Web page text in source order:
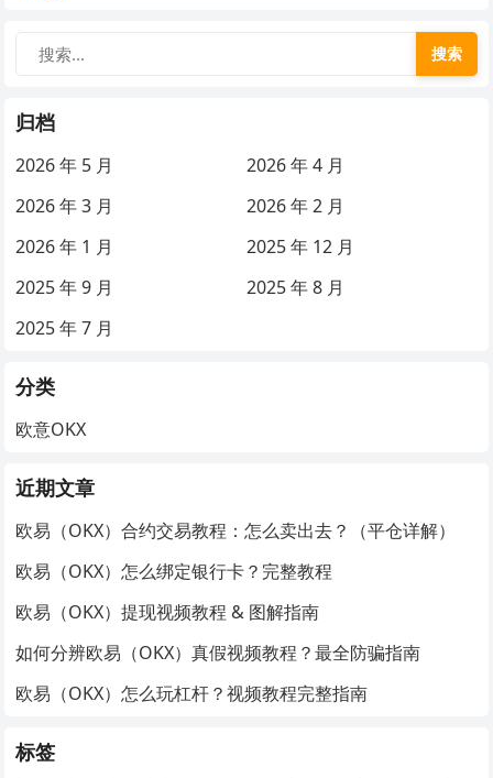
搜索
归档
2026 年 5 月
2026 年 4 月
2026 年 3 月
2026 年 2 月
2026 年 1 月
2025 年 12 月
2025 年 9 月
2025 年 8 月
2025 年 7 月
分类
欧意OKX
近期文章
欧易（OKX）合约交易教程：怎么卖出去？（平仓详解）
欧易（OKX）怎么绑定银行卡？完整教程
欧易（OKX）提现视频教程 & 图解指南
如何分辨欧易（OKX）真假视频教程？最全防骗指南
欧易（OKX）怎么玩杠杆？视频教程完整指南
标签